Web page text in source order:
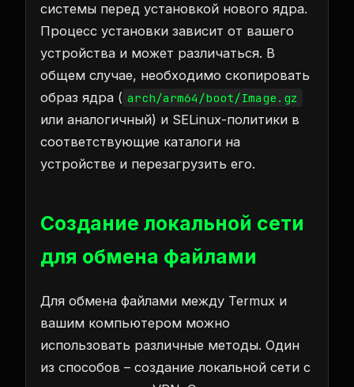
системы перед установкой нового ядра.
Процесс установки зависит от вашего
устройства и может различаться. В
общем случае, необходимо скопировать
образ ядра ( arch/arm64/boot/Image.gz
или аналогичный) и SELinux-политики в
соответствующие каталоги на
устройстве и перезагрузить его.
Создание локальной сети
для обмена файлами
Для обмена файлами между Termux и
вашим компьютером можно
использовать различные методы. Один
из способов – создание локальной сети с